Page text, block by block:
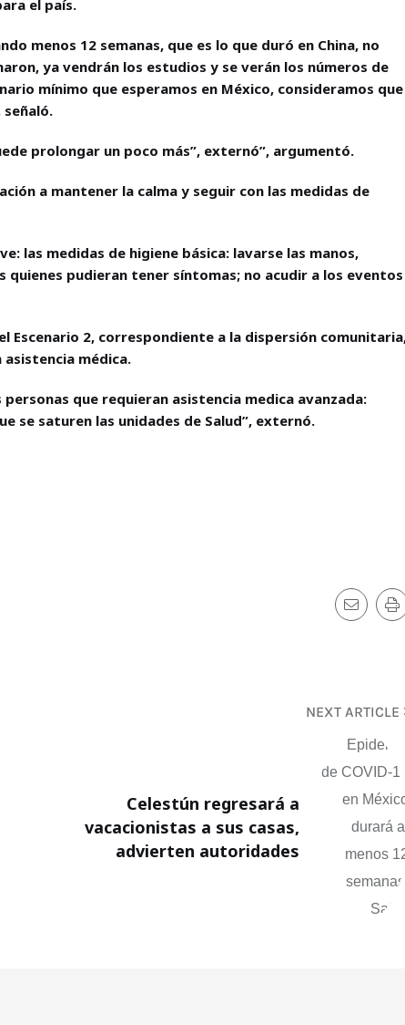
el país.
menos 12 semanas, que es lo que duró en China, no
ya vendrán los estudios y se verán los números de
mínimo que esperamos en México, consideramos que
prolongar un poco más”, externó”, argumentó.
a mantener la calma y seguir con las medidas de
las medidas de higiene básica: lavarse las manos,
pudieran tener síntomas; no acudir a los eventos
Escenario 2, correspondiente a la dispersión
médica.
que requieran asistencia medica avanzada:
se saturen las unidades de Salud”, externó.
NEXT ARTICLE
Celestún regresará a
vacacionistas a sus casas,
advierten autoridades